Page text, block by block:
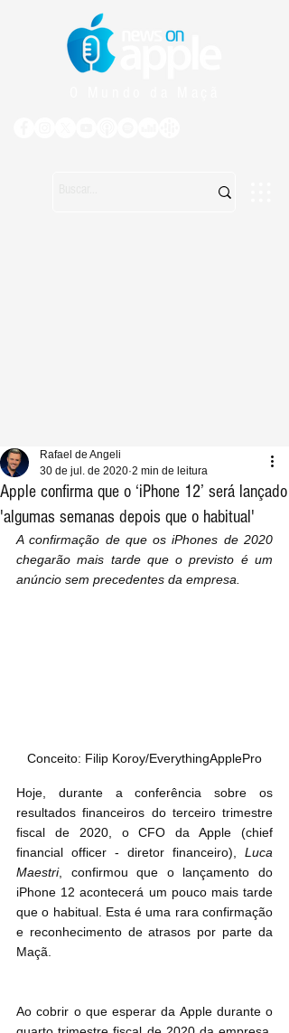
Apple confirma que o ‘iPhone 12’ será lançado
'algumas semanas depois que o habitual'
Rafael de Angeli
30 de jul. de 2020 2 min de leitura
A confirmação de que os iPhones de 2020
chegarão mais tarde que o previsto é um
anúncio sem precedentes da empresa.
Conceito: Filip Koroy/EverythingApplePro
Hoje, durante a conferência sobre os
resultados financeiros do terceiro trimestre
fiscal de 2020, o CFO da Apple (chief
financial officer - diretor financeiro), Luca
Maestri, confirmou que o lançamento do
iPhone 12 acontecerá um pouco mais tarde
que o habitual. Esta é uma rara confirmação
e reconhecimento de atrasos por parte da
Maçã.
Ao cobrir o que esperar da Apple durante o